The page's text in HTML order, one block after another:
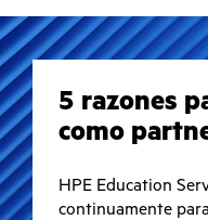
5 razones
como
HPE Education
continuamente